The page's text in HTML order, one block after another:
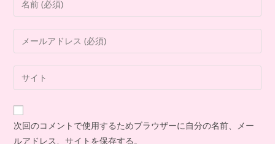
次回のコメントで使用するためブラウザーに自分の名前、メー
ルアドレス、サイトを保存する。